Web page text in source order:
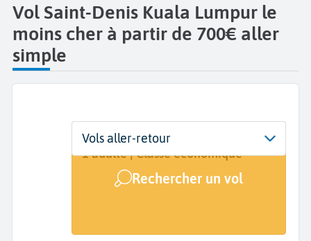
Vol Saint-Denis Kuala Lumpur le
moins cher à partir de 700€ aller
simple
Départ
Saint-Denis (RUN)
Dates
Dates de votre voyage
Voyageurs | Classe
1 adulte | Classe économique
Rechercher un vol
Vols aller-retour